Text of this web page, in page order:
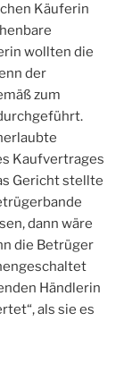
Käuferin
wollten die
der
zum
Kaufvertrages
Gericht stellte
dann wäre
die Betrüger
Händlerin
als sie es